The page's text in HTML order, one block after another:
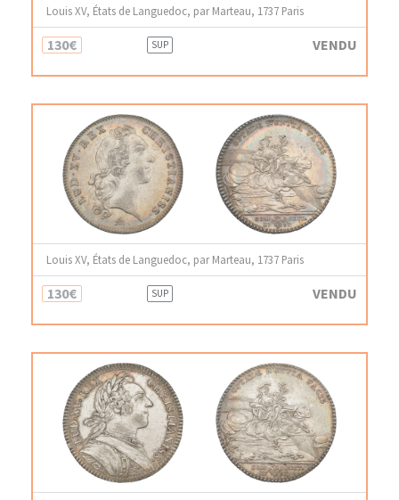
Louis XV, États de Languedoc, par Marteau, 1737 Paris
130€ SUP VENDU
Louis XV, États de Languedoc, par Marteau, 1737 Paris
130€ SUP VENDU